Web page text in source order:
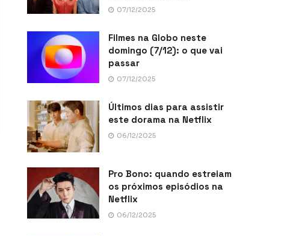
07/12/2025
Filmes na Globo neste
domingo (7/12): o que vai
passar
07/12/2025
Últimos dias para assistir
este dorama na Netflix
06/12/2025
Pro Bono: quando estreiam
os próximos episódios na
Netflix
06/12/2025